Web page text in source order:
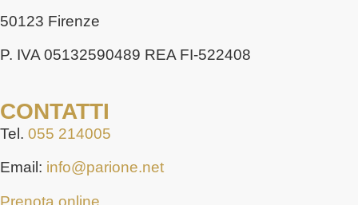
50123 Firenze
P. IVA 05132590489 REA FI-522408
CONTATTI
Tel. 055 214005
Email: info@parione.net
Prenota online